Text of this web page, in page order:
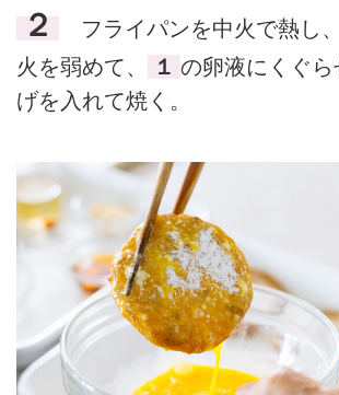
２
フライパンを中火で熱し、
火を弱めて、
１ の卵液にくぐ
げを入れて焼く。